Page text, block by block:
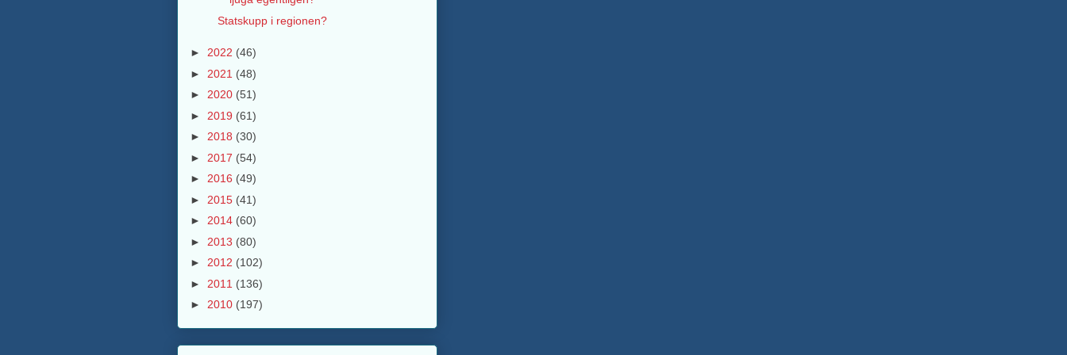
Statskupp i regionen?
► 2022 (46)
► 2021 (48)
► 2020 (51)
► 2019 (61)
► 2018 (30)
► 2017 (54)
► 2016 (49)
► 2015 (41)
► 2014 (60)
► 2013 (80)
► 2012 (102)
► 2011 (136)
► 2010 (197)